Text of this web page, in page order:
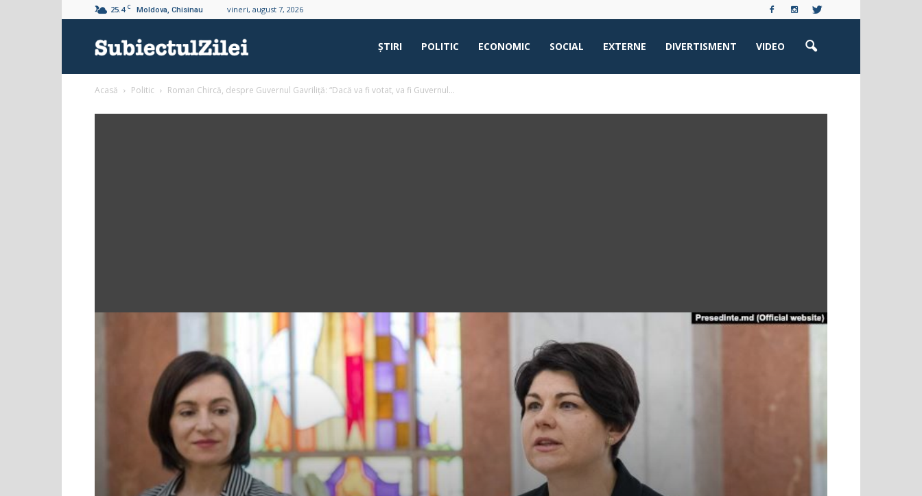
25.4 C Moldova, Chisinau vineri, august 7, 2026
ŞTIRI POLITIC ECONOMIC SOCIAL EXTERNE DIVERTISMENT VIDEO
Acasă Politic Roman Chircă, despre Guvernul Gavriliță: “Dacă va fi votat, va fi Guvernul...